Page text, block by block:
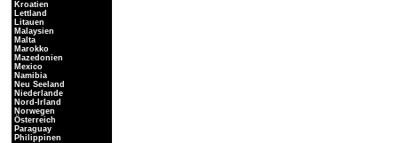
Kroatien
Lettland
Litauen
Malaysien
Malta
Marokko
Mazedonien
Mexico
Namibia
Neu Seeland
Niederlande
Nord-Irland
Norwegen
Österreich
Paraguay
Philippinen